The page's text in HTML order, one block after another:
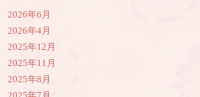
2026年6月
2026年4月
2025年12月
2025年11月
2025年8月